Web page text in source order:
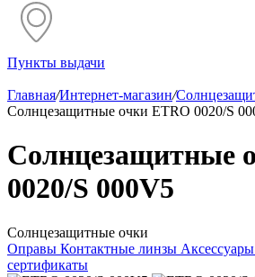
Пункты выдачи
Главная/Интернет-магазин/
Солнцезащитные очки ETRO 0020/S
Солнцезащитные
0020/S 000V5
Солнцезащитные очки
Оправы Контактные линзы Аксессуары
сертификаты